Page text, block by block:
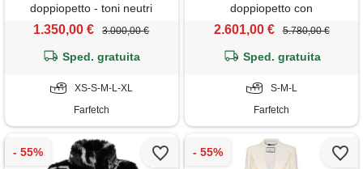
doppiopetto - toni neutri
1.350,00 € 3.000,00 €
Sped. gratuita
XS-S-M-L-XL
Farfetch
doppiopetto con
monogramma - nero
2.601,00 € 5.780,00 €
Sped. gratuita
S-M-L
Farfetch